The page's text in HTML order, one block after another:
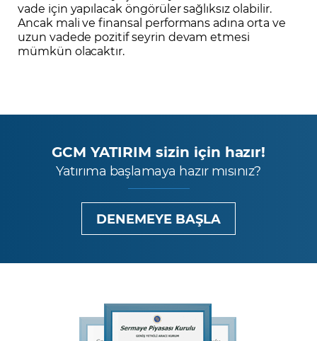
vade için yapılacak öngörüler sağlıksız olabilir.
Ancak mali ve finansal performans adına orta ve
uzun vadede pozitif seyrin devam etmesi
mümkün olacaktır.
GCM YATIRIM sizin için hazır!
Yatırıma başlamaya hazır mısınız?
DENEMEYE BAŞLA